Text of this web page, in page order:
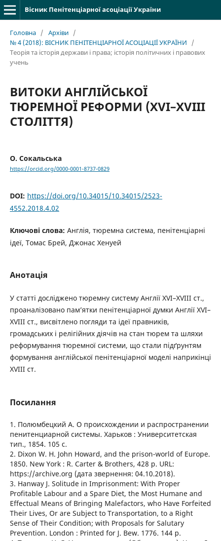
Вісник Пенітенціарної асоціації України
Головна / Архіви /
№ 4 (2018): ВІСНИК ПЕНІТЕНЦІАРНОЇ АСОЦІАЦІЇ УКРАЇНИ
/
Теорія та історія держави і права; історія політичних і правових
учень
ВИТОКИ АНГЛІЙСЬКОЇ
ТЮРЕМНОЇ РЕФОРМИ (XVI–XVIII
СТОЛІТТЯ)
О. Сокальська
https://orcid.org/0000-0001-8737-0829
DOI: https://doi.org/10.34015/10.34015/2523-
4552.2018.4.02
Ключові слова: Англія, тюремна система, пенітенціарні
ідеї, Томас Брей, Джонас Хенуей
Анотація
У статті досліджено тюремну систему Англії XVI–XVIII ст.,
проаналізовано пам’ятки пенітенціарної думки Англії XVI–
XVIII ст., висвітлено погляди та ідеї правників,
громадських і релігійних діячів на стан тюрем та шляхи
реформування тюремної системи, що стали підґрунтям
формування англійської пенітенціарної моделі наприкінці
XVIII ст.
Посилання
1. Полюмбецкий А. О происхождении и распространении
пенитенциарной системы. Харьков : Университетская
тип., 1854. 105 с.
2. Dixon W. H. John Howard, and the prison-world of Europe.
1850. New York : R. Carter & Brothers, 428 р. URL:
https://archive.org (дата звернення: 04.10.2018).
3. Hanway J. Solitude in Imprisonment: With Proper
Profitable Labour and a Spare Diet, the Most Humane and
Effectual Means of Bringing Malefactors, who Have Forfeited
Their Lives, Or are Subject to Transportation, to a Right
Sense of Their Condition; with Proposals for Salutary
Prevention. London : Printed for J. Bew. 1776. 144 p.